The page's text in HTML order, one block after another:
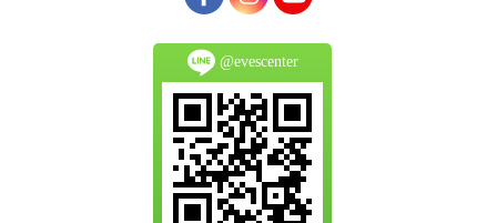
@evescenter